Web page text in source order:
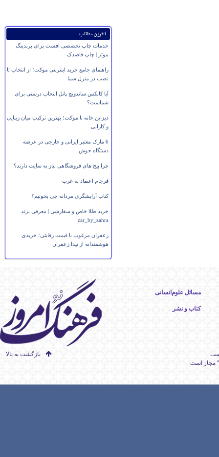
آخرین مطالب
خدمات چاپ تخصصی افست برای برندینگ
موثر | چاپ قاصدک
راهنمای جامع خرید اینترنتی موکت؛ از انتخاب تا
نصب در منزل شما
آیا کانکس ساندویچ پانل انتخاب درستی برای
شماست؟
دیزاین خانه با موکت؛ بهترین ترکیب میان زیبایی
و کارایی
6 مارک معتبر ایرانی و خارجی در عرضه
دستگاه جوش
چرا پیج های فروشگاهی نیاز به سایت دارند؟
فرجام اعتماد به غرب
کتاب آرایشگری مردانه چی بخونیم؟
خرید طلا خاص و سفارشی | معرفی برند
zar_by_zahra
زعفران مرغوب با قیمت رقابتی؛ خریدی
هوشمندانه از تیدا زعفران
مسائل علوم‌انسانی
کتاب و نشر
بازگشت به بالا
" مجاز است